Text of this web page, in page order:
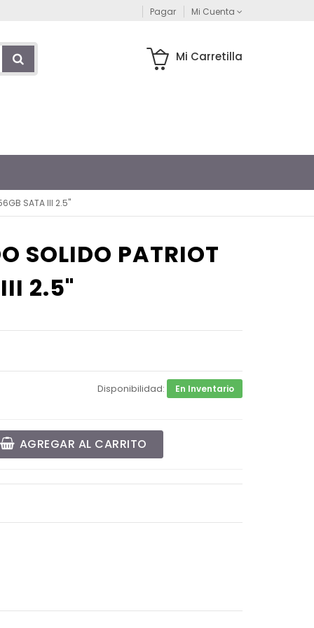
Pagar Mi Cuenta
Mi Carretilla
SATA III 2.5"
SOLIDO PATRIOT
2.5"
Disponibilidad: En Inventario
AGREGAR AL CARRITO